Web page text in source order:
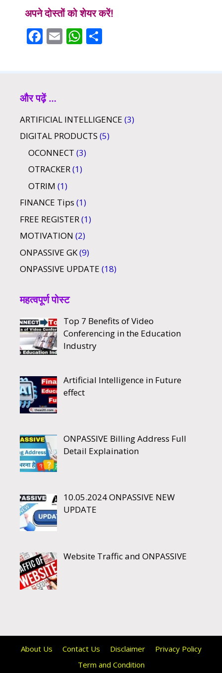
अपने दोस्तों को शेयर करें!
F
o
o
k
E W
p
p
और पढ़ें …
ARTIFICIAL INTELLIGENCE (3)
DIGITAL PRODUCTS (5)
OCONNECT (3)
OTRACKER(1)
OTRIM (1)
FINANCE Tips (1)
FREE REGISTER(1)
MOTIVATION (2)
ONPASSIVE GK(9)
ONPASSIVE UPDATE (18)
महत्वपूर्ण पोस्ट
Top 7 Benefits of Video
Conferencing in the Education
Industry
Artificial Intelligence in Future
effect
ONPASSIVE Billing Address Full
Detail Explaination
10.05.2024 ONPASSIVE NEW
UPDATE
Website Traffic and ONPASSIVE
About Us Contact Us Disclaimer
Privacy Policy
Term and Condition